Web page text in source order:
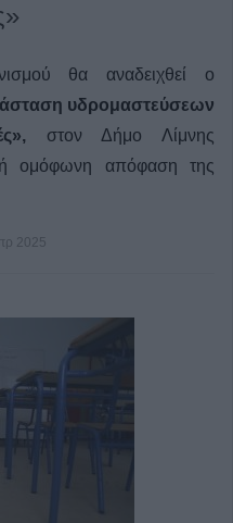
θα αναδειχθεί ο
υδρομαστεύσεων
στον Δήμο Λίμνης
ομόφωνη απόφαση της
2025